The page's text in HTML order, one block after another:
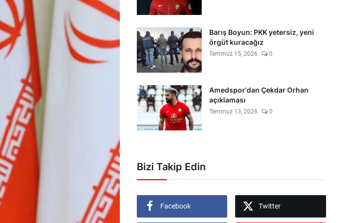
Barış Boyun: PKK yetersiz, yeni
örgüt kuracağız
Temmuz 15, 2026 0
Amedspor'dan Çekdar Orhan
açıklaması
Temmuz 13, 2026 0
Bizi Takip Edin
Facebook Twitter